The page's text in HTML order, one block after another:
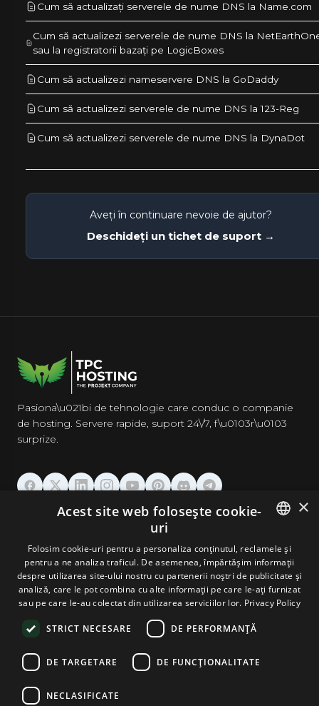
Cum să actualizați serverele de nume DNS la Name.com
Cum să actualizezi serverele de nume DNS la
sau la registratorii bazați pe LogicBoxes
Cum să actualizezi nameservere DNS la GoDaddy
Cum să actualizezi serverele de nume DNS la 123-Reg
Cum să actualizezi serverele de nume DNS la DynaDot
Aveți în continuare nevoie de ajutor?
Deschideți un tichet de suport →
Pasiona\u021bi de tehnologie care conduc o companie
de hosting. Servere rapide, suport 24\/7, f\u0103r\u0103
surprize.
GĂZDUIRE
DOMENII & EMAIL
UNELTE & SECURITATE
COMPANIE
Terms and Conditions
ENGLISH
GERMAN
ROMANIAN
×
Acest site web folosește cookie-
uri
Folosim cookie-uri pentru a personaliza conținutul, reclamele și
pentru a ne analiza traficul. De asemenea, împărtășim informații
despre utilizarea site-ului nostru cu partenerii noștri de publicitate și
analiză, care le pot combina cu alte informații pe care le-ați furnizat
sau pe care le-au colectat din utilizarea serviciilor lor. Privacy Policy
STRICT NECESARE DE PERFORMANȚĂ
DE TARGETARE DE FUNCŢIONALITATE
NECLASIFICATE